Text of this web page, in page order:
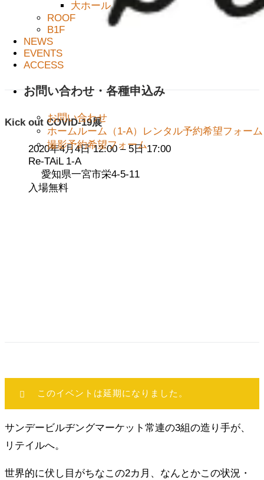
大ホール
ROOF
B1F
NEWS
EVENTS
ACCESS
お問い合わせ・各種申込み
お問い合わせ
ホームルーム（1-A）レンタル予約希望フォーム
撮影予約希望フォーム
Kick out COVID-19展
2020年4月4日 12:00– 5日 17:00
Re-TAiL 1-A
愛知県一宮市栄4-5-11
入場無料
このイベントは延期になりました。
サンデービルヂングマーケット常連の3組の造り手が、
リテイルへ。
世界的に伏し目がちなこの2カ月、なんとかこの状況・